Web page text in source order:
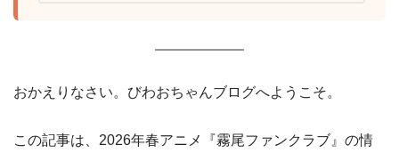
おかえりなさい。びわおちゃんブログへようこそ。
この記事は、2026年春アニメ『霧尾ファンクラブ』の情